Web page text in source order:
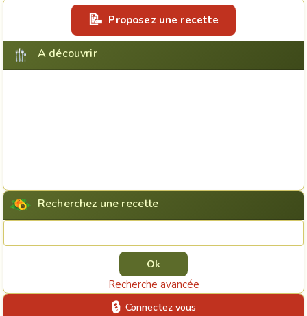
Proposez une recette
A découvrir
Recherchez une recette
Recherche avancée
Connectez vous